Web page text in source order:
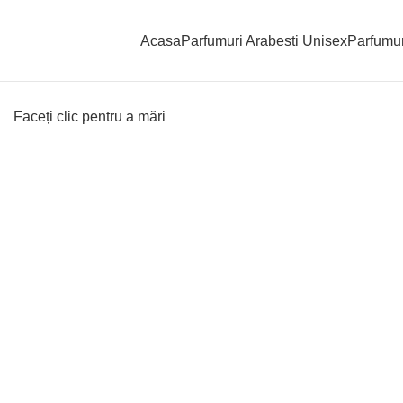
AcasaParfumuri Arabesti Unisex
Faceți clic pentru a mări